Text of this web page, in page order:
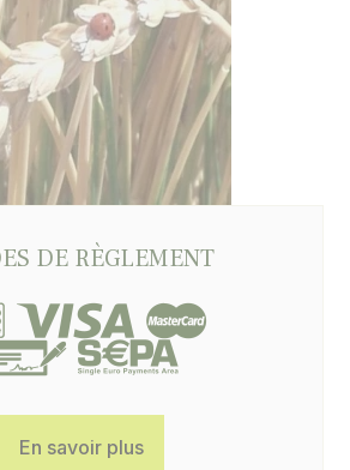
DE RÈGLEMENT
En savoir plus